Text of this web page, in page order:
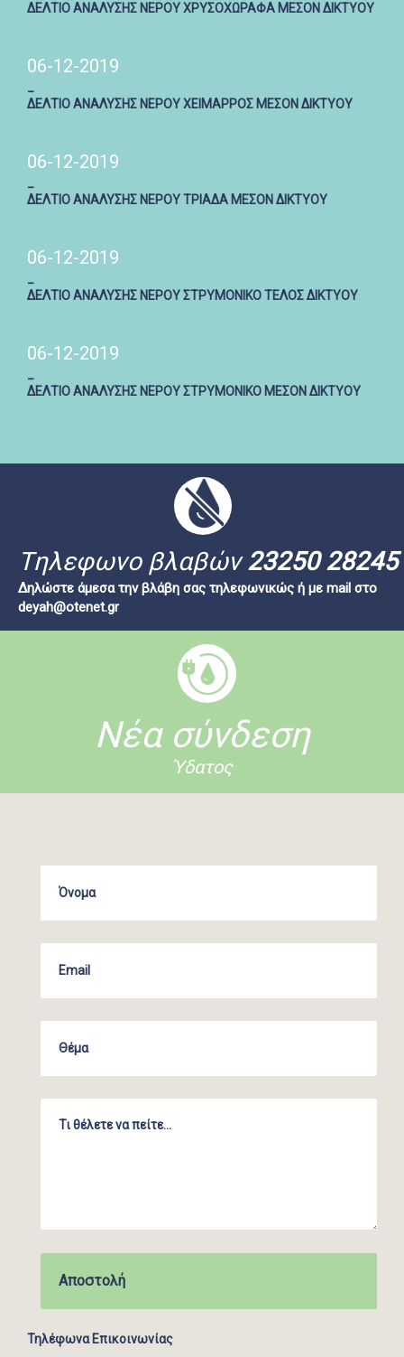
ΔΕΛΤΙΟ ΑΝΑΛΥΣΗΣ ΝΕΡΟΥ ΧΡΥΣΟΧΩΡΑΦΑ ΜΕΣΟΝ ΔΙΚΤΥΟΥ
06-12-2019
ΔΕΛΤΙΟ ΑΝΑΛΥΣΗΣ ΝΕΡΟΥ ΧΕΙΜΑΡΡΟΣ ΜΕΣΟΝ ΔΙΚΤΥΟΥ
06-12-2019
ΔΕΛΤΙΟ ΑΝΑΛΥΣΗΣ ΝΕΡΟΥ ΤΡΙΑΔΑ ΜΕΣΟΝ ΔΙΚΤΥΟΥ
06-12-2019
ΔΕΛΤΙΟ ΑΝΑΛΥΣΗΣ ΝΕΡΟΥ ΣΤΡΥΜΟΝΙΚΟ ΤΕΛΟΣ ΔΙΚΤΥΟΥ
06-12-2019
ΔΕΛΤΙΟ ΑΝΑΛΥΣΗΣ ΝΕΡΟΥ ΣΤΡΥΜΟΝΙΚΟ ΜΕΣΟΝ ΔΙΚΤΥΟΥ
Tηλεφωνο βλαβών23250 28245
Δηλώστε άμεσα την βλάβη σας τηλεφωνικώς ή με mail στο
deyah@otenet.gr
Νέα σύνδεση
Ύδατος
Τηλέφωνα Επικοινωνίας